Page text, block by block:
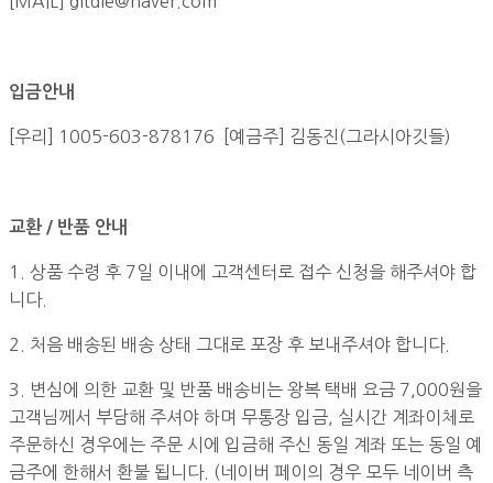
입금안내
[우리] 1005-603-878176 [예금주] 김동진(그라시아깃들)
교환 / 반품 안내
1. 상품 수령 후 7일 이내에 고객센터로 접수 신청을 해주셔야 합
니다.
2. 처음 배송된 배송 상태 그대로 포장 후 보내주셔야 합니다.
3. 변심에 의한 교환 및 반품 배송비는 왕복 택배 요금 7,000원을
고객님께서 부담해 주셔야 하며 무통장 입금, 실시간 계좌이체로
주문하신 경우에는 주문 시에 입금해 주신 동일 계좌 또는 동일 예
금주에 한해서 환불 됩니다. (네이버 페이의 경우 모두 네이버 측